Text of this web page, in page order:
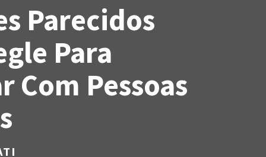
Parecidos
Para
Com Pessoas